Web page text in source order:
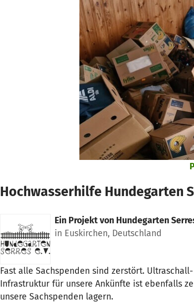
Hochwasserhilfe Hundegarten
Ein Projekt von Hundegarten
in Euskirchen, Deutschland
Fast alle Sachspenden sind zerstört.
Infrastruktur für unsere Ankünfte ist ebenfalls
unsere Sachspenden lagern.